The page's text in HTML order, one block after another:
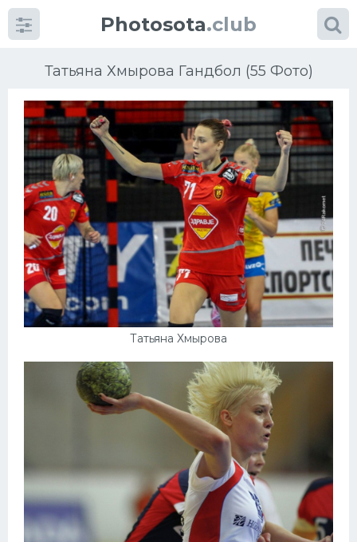
Photosota.club
Татьяна Хмырова Гандбол (55 Фото)
Татьяна Хмырова
Категории
Еще картинки...
Футбол
Баскетбол
Хоккей
Конькобежный спорт